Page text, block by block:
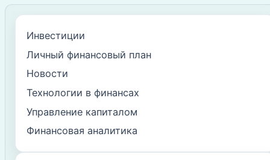
Инвестиции
Личный финансовый план
Новости
Технологии в финансах
Управление капиталом
Финансовая аналитика